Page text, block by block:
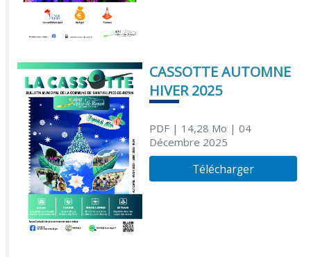
CASSOTTE AUTOMNE
HIVER 2025
PDF| 14,28 Mo | 04
Décembre 2025
Télécharger